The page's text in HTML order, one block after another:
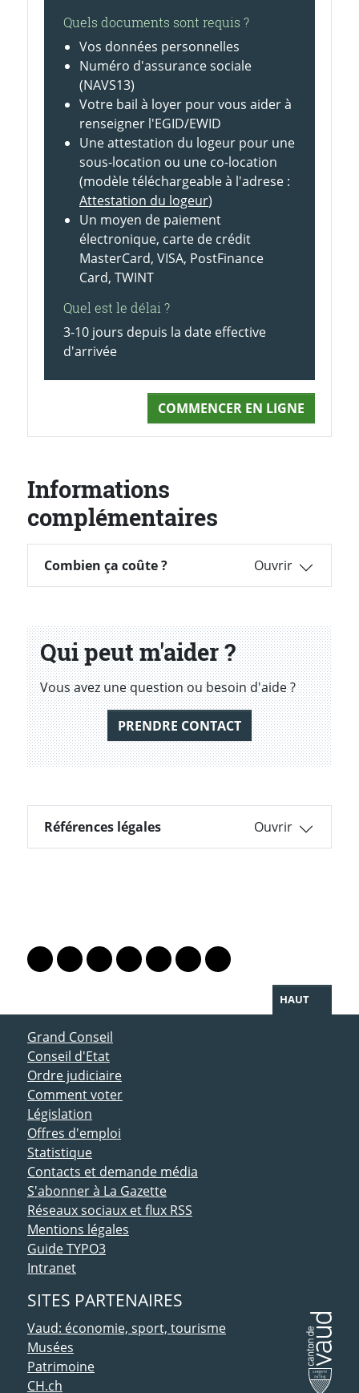
Quels documents sont requis ?
Vos données personnelles
Numéro d'assurance sociale
(NAVS13)
Votre bail à loyer pour vous aider à
renseigner l'EGID/EWID
Une attestation du logeur pour une
sous-location ou une co-location
(modèle téléchargeable à l'adrese :
Attestation du logeur)
Un moyen de paiement
électronique, carte de crédit
MasterCard, VISA, PostFinance
Card, TWINT
Quel est le délai ?
3-10 jours depuis la date effective
d'arrivée
COMMENCER EN LIGNE
Informations
complémentaires
Combien ça coûte ?
Combien ça coûte ?
Qui peut m'aider ?
Vous avez une question ou besoin d'aide ?
PRENDRE CONTACT
Références légales
Références légales
Lien vers le profil Mastodon
Lien vers le profil Bluesky
Lien vers le profil Instagram
Lien vers le profil Linkedin
Lien vers le profil Facebook
Lien vers le profil Twitter
Partager par WhatsApp
HAUT
ACCÈS DIRECT
Grand Conseil
Conseil d'Etat
Ordre judiciaire
Comment voter
Législation
Offres d'emploi
Statistique
Contacts et demande média
S'abonner à La Gazette
Réseaux sociaux et flux RSS
Mentions légales
Guide TYPO3
Intranet
SITES PARTENAIRES
Vaud: économie, sport, tourisme
Musées
Patrimoine
CH.ch